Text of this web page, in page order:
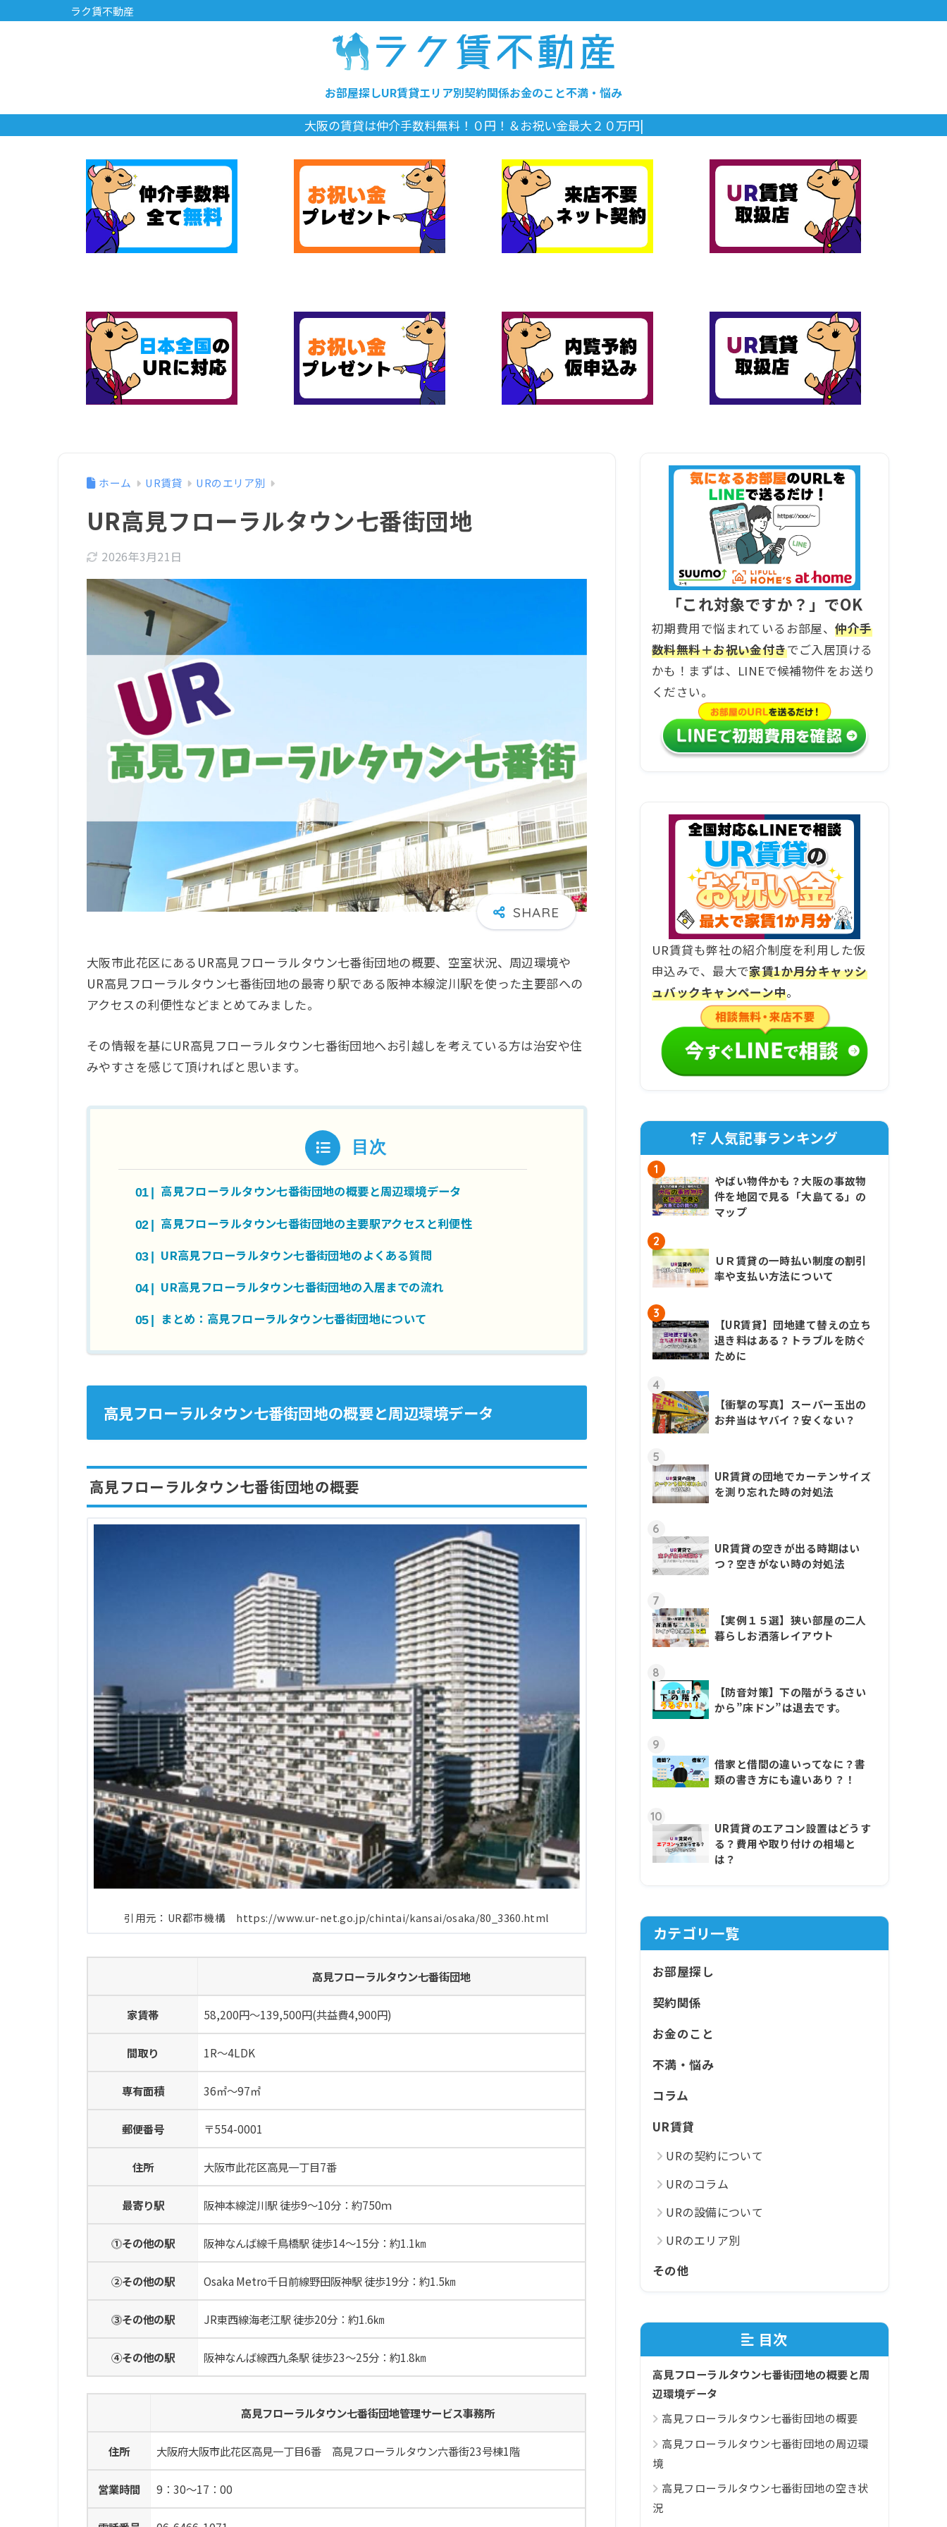
ラク賃不動産
お部屋探しUR賃貸エリア別契約関係お金のこと不満・悩み
大阪の賃
ホーム UR賃貸 URのエリア別
UR高見フローラルタウン七番街団地
2026年3月21日
大阪市此花区にあるUR高見フローラルタウン七番街団地の概要、空室状況、周辺環境や
UR高見フローラルタウン七番街団地の最寄り駅である阪神本線淀川駅を使った主要部への
アクセスの利便性などまとめてみました。
その情報を基にUR高見フローラルタウン七番街団地へお引越しを考えている方は治安や住
みやすさを感じて頂ければと思います。
目次
高見フローラルタウン七番街団地の概要と周辺環境データ
高見フローラルタウン七番街団地の主要駅アクセスと利便性
UR高見フローラルタウン七番街団地のよくある質問
UR高見フローラルタウン七番街団地の入居までの流れ
まとめ：高見フローラルタウン七番街団地について
高見フローラルタウン七番街団地の概要と周辺環境データ
高見フローラルタウン七番街団地の概要
引用元：UR都市機構 https://www.ur-net.go.jp/chintai/kansai/osaka/80_3360.html
高見フローラルタウン七番街団地
家賃帯 58,200円～139,500円(共益費4,900円)
間取り 1R～4LDK
専有面積 36㎡～97㎡
郵便番号 〒554-0001
住所 大阪市此花区高見一丁目7番
最寄り駅 阪神本線淀川駅 徒歩9～10分：約750ｍ
⓵その他の駅 阪神なんば線千鳥橋駅 徒歩14～15分：約1.1㎞
②その他の駅 Osaka Metro千日前線野田阪神駅 徒歩19分：約1.5㎞
⓷その他の駅 JR東西線海老江駅 徒歩20分：約1.6㎞
④その他の駅 阪神なんば線西九条駅 徒歩23～25分：約1.8㎞
高見フローラルタウン七番街団地管理サービス事務所
住所 大阪府大阪市此花区高見一丁目6番 高見フローラルタウン六番街23号棟1階
営業時間 9：30～17：00
「これ対象ですか？」でOK
初期費用で悩まれているお部屋、仲介手
数料無料＋お祝い金付きでご入居頂ける
かも！まずは、LINEで候補物件をお送り
ください。
UR賃貸も弊社の紹介制度を利用した仮
申込みで、最大で家賃1か月分キャッシ
ュバックキャンペーン中。
人気記事ランキング
1
やばい物件かも？大阪の事故物
件を地図で見る「大島てる」の
マップ
2
ＵＲ賃貸の一時払い制度の割引
率や支払い方法について
3
【UR賃貸】団地建て替えの立ち
退き料はある？トラブルを防ぐ
ために
4
【衝撃の写真】スーパー玉出の
お弁当はヤバイ？安くない？
5
UR賃貸の団地でカーテンサイズ
を測り忘れた時の対処法
6
UR賃貸の空きが出る時期はい
つ？空きがない時の対処法
7
【実例１５選】狭い部屋の二人
暮らしお洒落レイアウト
8
【防音対策】下の階がうるさい
から”床ドン”は退去です。
9
借家と借間の違いってなに？書
類の書き方にも違いあり？！
10
UR賃貸のエアコン設置はどうす
る？費用や取り付けの相場と
は？
カテゴリ一覧
お部屋探し
契約関係
お金のこと
不満・悩み
コラム
UR賃貸
URの契約について
URのコラム
URの設備について
URのエリア別
その他
目次
高見フローラルタウン七番街団地の概要と周
辺環境データ
高見フローラルタウン七番街団地の概要
高見フローラルタウン七番街団地の周辺環
境
高見フローラルタウン七番街団地の空き状
況